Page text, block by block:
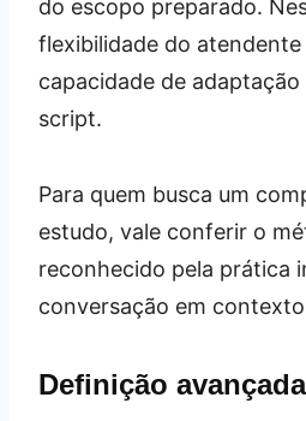
do escopo preparado.
flexibilidade do
capacidade de
script.
Para quem busca um
estudo, vale conferir o
reconhecido pela prática
conversação em
Definição